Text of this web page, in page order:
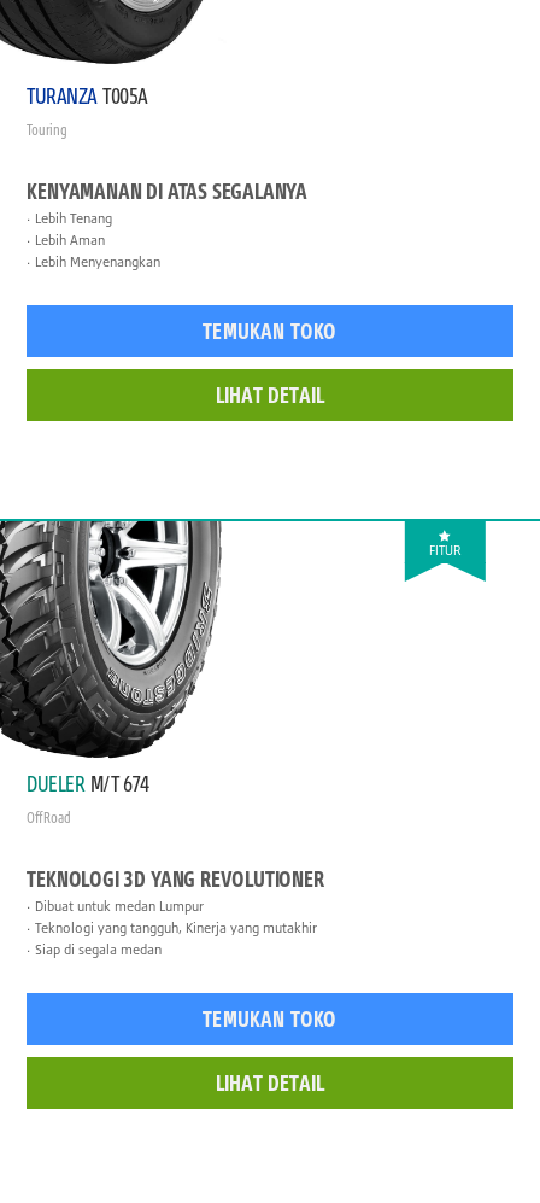
TURANZAT005A
Touring
KENYAMANAN DI ATAS SEGALANYA
Lebih Tenang
Lebih Aman
Lebih Menyenangkan
TEMUKAN TOKO
LIHAT DETAIL
FITUR
DUELER M/T 674
Off Road
TEKNOLOGI 3D YANG REVOLUTIONER
Dibuat untuk medan Lumpur
Teknologi yang tangguh, Kinerja yang mutakhir
Siap di segala medan
TEMUKAN TOKO
LIHAT DETAIL